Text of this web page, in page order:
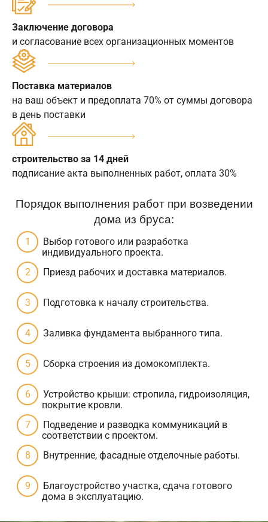
Заключение договора
и согласование всех организационных моментов
Поставка материалов
на ваш объект и предоплата 70% от суммы договора
в день поставки
строительство за 14 дней
подписание акта выполненных работ, оплата 30%
Порядок выполнения работ при возведении
дома из бруса:
Выбор готового или разработка
индивидуального проекта.
Приезд рабочих и доставка материалов.
Подготовка к началу строительства.
Заливка фундамента выбранного типа.
Сборка строения из домокомплекта.
Устройство крыши: стропила, гидроизоляция,
покрытие кровли.
Подведение и разводка коммуникаций в
соответствии с проектом.
Внутренние, фасадные отделочные работы.
Благоустройство участка, сдача готового
дома в эксплуатацию.